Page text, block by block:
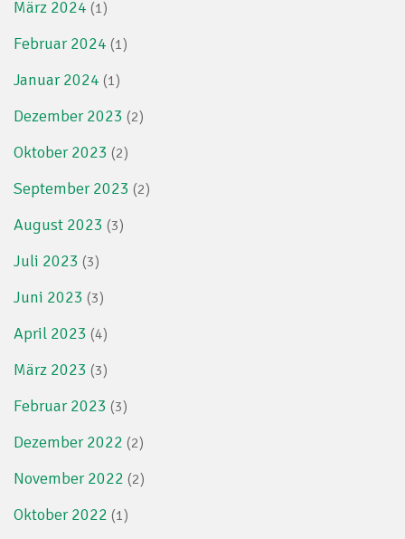
März 2024 (1)
Februar 2024 (1)
Januar 2024 (1)
Dezember 2023 (2)
Oktober 2023 (2)
September 2023 (2)
August 2023 (3)
Juli 2023 (3)
Juni 2023 (3)
April 2023 (4)
März 2023 (3)
Februar 2023 (3)
Dezember 2022 (2)
November 2022 (2)
Oktober 2022 (1)